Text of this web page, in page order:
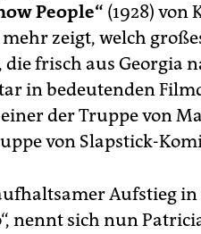
People“ (1928) von
zeigt, welch
die frisch aus Georgia
in bedeutenden
der Truppe von
von Slapstick-
Aufstieg
nennt sich nun